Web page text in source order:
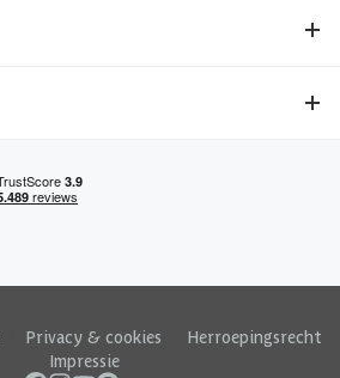
Privacy & cookies
Herroepingsrecht
Impressie